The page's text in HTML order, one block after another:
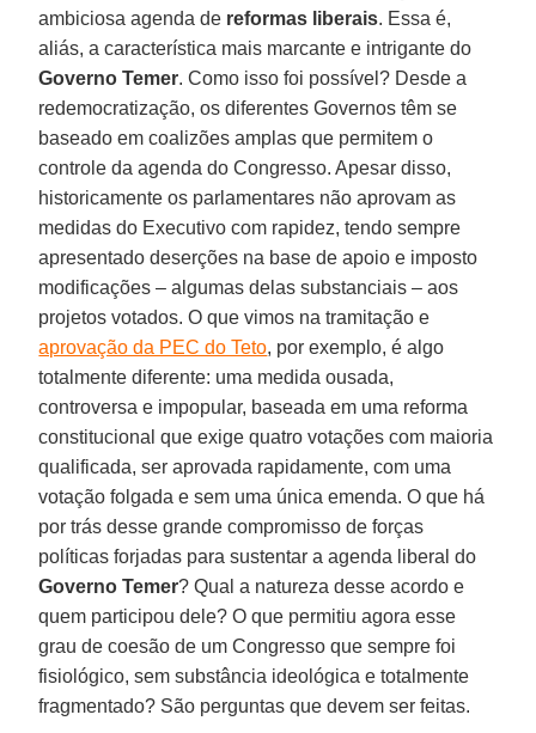
ambiciosa agenda de reformas liberais. Essa é,
aliás, a característica mais marcante e intrigante do
Governo Temer. Como isso foi possível? Desde a
redemocratização, os diferentes Governos têm se
baseado em coalizões amplas que permitem o
controle da agenda do Congresso. Apesar disso,
historicamente os parlamentares não aprovam as
medidas do Executivo com rapidez, tendo sempre
apresentado deserções na base de apoio e imposto
modificações – algumas delas substanciais – aos
projetos votados. O que vimos na tramitação e
aprovação da PEC do Teto, por exemplo, é algo
totalmente diferente: uma medida ousada,
controversa e impopular, baseada em uma reforma
constitucional que exige quatro votações com maioria
qualificada, ser aprovada rapidamente, com uma
votação folgada e sem uma única emenda. O que há
por trás desse grande compromisso de forças
políticas forjadas para sustentar a agenda liberal do
Governo Temer? Qual a natureza desse acordo e
quem participou dele? O que permitiu agora esse
grau de coesão de um Congresso que sempre foi
fisiológico, sem substância ideológica e totalmente
fragmentado? São perguntas que devem ser feitas.